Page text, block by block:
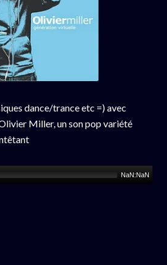
dance/trance etc =) avec
Miller, un son pop variété
NaN:NaN